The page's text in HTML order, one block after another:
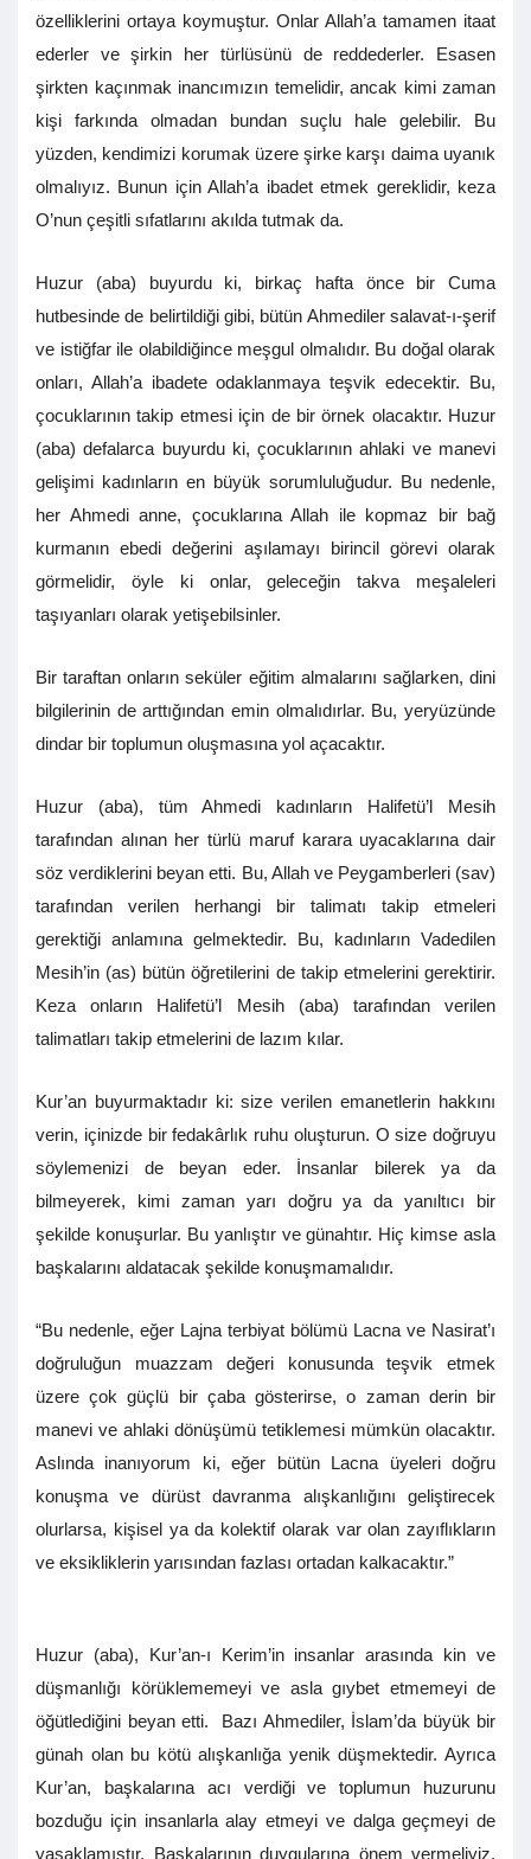
özelliklerini ortaya koymuştur. Onlar Allah’a tamamen itaat
ederler ve şirkin her türlüsünü de reddederler. Esasen
şirkten kaçınmak inancımızın temelidir, ancak kimi zaman
kişi farkında olmadan bundan suçlu hale gelebilir. Bu
yüzden, kendimizi korumak üzere şirke karşı daima uyanık
olmalıyız. Bunun için Allah’a ibadet etmek gereklidir, keza
O’nun çeşitli sıfatlarını akılda tutmak da.
Huzur (aba) buyurdu ki, birkaç hafta önce bir Cuma
hutbesinde de belirtildiği gibi, bütün Ahmediler salavat-ı-şerif
ve istiğfar ile olabildiğince meşgul olmalıdır. Bu doğal olarak
onları, Allah’a ibadete odaklanmaya teşvik edecektir. Bu,
çocuklarının takip etmesi için de bir örnek olacaktır. Huzur
(aba) defalarca buyurdu ki, çocuklarının ahlaki ve manevi
gelişimi kadınların en büyük sorumluluğudur. Bu nedenle,
her Ahmedi anne, çocuklarına Allah ile kopmaz bir bağ
kurmanın ebedi değerini aşılamayı birincil görevi olarak
görmelidir, öyle ki onlar, geleceğin takva meşaleleri
taşıyanları olarak yetişebilsinler.
Bir taraftan onların seküler eğitim almalarını sağlarken, dini
bilgilerinin de arttığından emin olmalıdırlar. Bu, yeryüzünde
dindar bir toplumun oluşmasına yol açacaktır.
Huzur (aba), tüm Ahmedi kadınların Halifetü’l Mesih
tarafından alınan her türlü maruf karara uyacaklarına dair
söz verdiklerini beyan etti. Bu, Allah ve Peygamberleri (sav)
tarafından verilen herhangi bir talimatı takip etmeleri
gerektiği anlamına gelmektedir. Bu, kadınların Vadedilen
Mesih’in (as) bütün öğretilerini de takip etmelerini gerektirir.
Keza onların Halifetü’l Mesih (aba) tarafından verilen
talimatları takip etmelerini de lazım kılar.
Kur’an buyurmaktadır ki: size verilen emanetlerin hakkını
verin, içinizde bir fedakârlık ruhu oluşturun. O size doğruyu
söylemenizi de beyan eder. İnsanlar bilerek ya da
bilmeyerek, kimi zaman yarı doğru ya da yanıltıcı bir
şekilde konuşurlar. Bu yanlıştır ve günahtır. Hiç kimse asla
başkalarını aldatacak şekilde konuşmamalıdır.
“Bu nedenle, eğer Lajna terbiyat bölümü Lacna ve Nasirat’ı
doğruluğun muazzam değeri konusunda teşvik etmek
üzere çok güçlü bir çaba gösterirse, o zaman derin bir
manevi ve ahlaki dönüşümü tetiklemesi mümkün olacaktır.
Aslında inanıyorum ki, eğer bütün Lacna üyeleri doğru
konuşma ve dürüst davranma alışkanlığını geliştirecek
olurlarsa, kişisel ya da kolektif olarak var olan zayıflıkların
ve eksikliklerin yarısından fazlası ortadan kalkacaktır.”
Huzur (aba), Kur’an-ı Kerim’in insanlar arasında kin ve
düşmanlığı körüklememeyi ve asla gıybet etmemeyi de
öğütlediğini beyan etti. Bazı Ahmediler, İslam’da büyük bir
günah olan bu kötü alışkanlığa yenik düşmektedir. Ayrıca
Kur’an, başkalarına acı verdiği ve toplumun huzurunu
bozduğu için insanlarla alay etmeyi ve dalga geçmeyi de
yasaklamıştır. Başkalarının duygularına önem vermeliyiz.